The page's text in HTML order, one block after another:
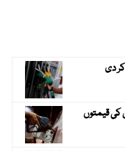
دی
کی قیمتوں